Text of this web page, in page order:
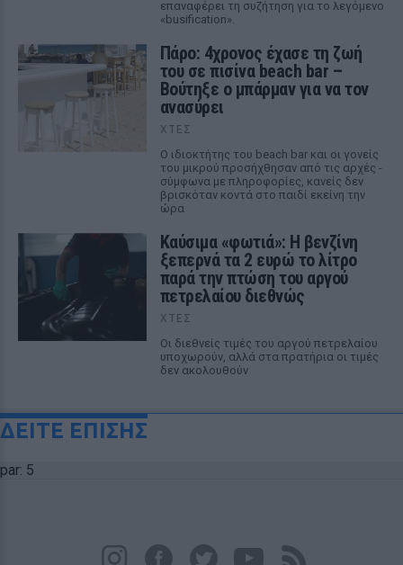
επαναφέρει τη συζήτηση για το λεγόμενο
«busification».
Πάρο: 4χρονος έχασε τη ζωή
του σε πισίνα beach bar –
Βούτηξε ο μπάρμαν για να τον
ανασύρει
ΧΤΕΣ
Ο ιδιοκτήτης του beach bar και οι γονείς
του μικρού προσήχθησαν από τις αρχές -
σύμφωνα με πληροφορίες, κανείς δεν
βρισκόταν κοντά στο παιδί εκείνη την
ώρα
Καύσιμα «φωτιά»: Η βενζίνη
ξεπερνά τα 2 ευρώ το λίτρο
παρά την πτώση του αργού
πετρελαίου διεθνώς
ΧΤΕΣ
Οι διεθνείς τιμές του αργού πετρελαίου
υποχωρούν, αλλά στα πρατήρια οι τιμές
δεν ακολουθούν
ΔΕΙΤΕ ΕΠΙΣΗΣ
par: 5